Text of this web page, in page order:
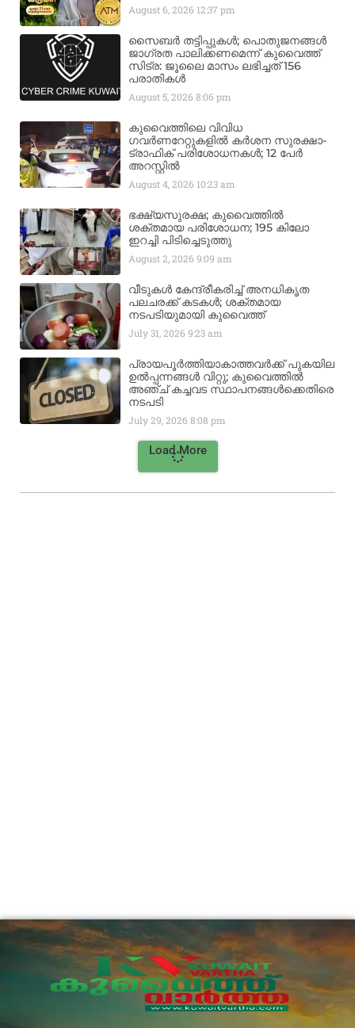
August 6, 2026 12:37 pm
സൈബർ തട്ടിപ്പുകൾ; പൊതുജനങ്ങൾ
ജാഗ്രത പാലിക്കണമെന്ന് കുവൈത്ത്
സിട്ര: ജൂലൈ മാസം ലഭിച്ചത് 156
പരാതികൾ
August 5, 20268:06 pm
കുവൈത്തിലെ വിവിധ
ഗവർണറേറ്റുകളിൽ കർശന സുരക്ഷാ-
ട്രാഫിക് പരിശോധനകൾ; 12 പേർ
അറസ്റ്റിൽ
August 4, 2026 10:23 am
ഭക്ഷ്യസുരക്ഷ; കുവൈത്തിൽ
ശക്തമായ പരിശോധന; 195 കിലോ
ഇറച്ചി പിടിച്ചെടുത്തു
August 2, 20269:09 am
വീടുകൾ കേന്ദ്രീകരിച്ച് അനധികൃത
പലചരക്ക് കടകൾ; ശക്തമായ
നടപടിയുമായി കുവൈത്ത്
July 31, 20269:23 am
പ്രായപൂർത്തിയാകാത്തവർക്ക് പുകയില
ഉൽപ്പന്നങ്ങൾ വിറ്റു; കുവൈത്തിൽ
അഞ്ച് കച്ചവട സ്ഥാപനങ്ങൾക്കെതിരെ
നടപടി
July 29, 20268:08 pm
Load More